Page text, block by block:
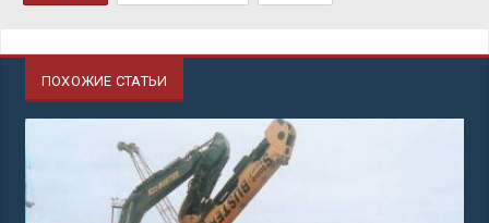
ПОХОЖИЕ СТАТЬИ